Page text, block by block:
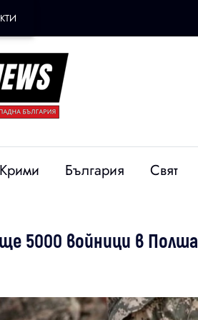
Крими България Свят
5000 войници в Полша